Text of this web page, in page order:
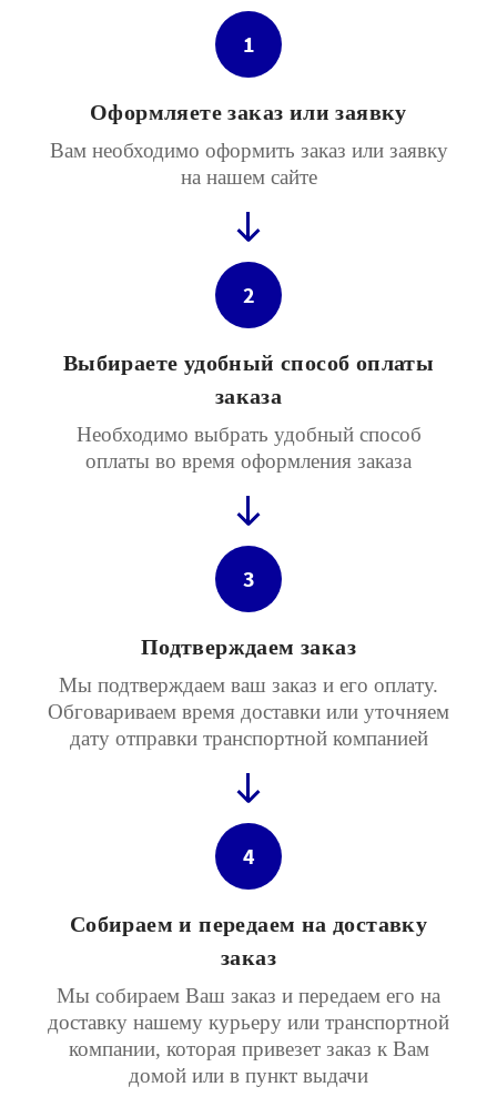
1
Оформляете заказ или заявку
Вам необходимо оформить заказ или заявку
на нашем сайте
2
Выбираете удобный способ оплаты
заказа
Необходимо выбрать удобный способ
оплаты во время оформления заказа
3
Подтверждаем заказ
Мы подтверждаем ваш заказ и его оплату.
Обговариваем время доставки или уточняем
дату отправки транспортной компанией
4
Собираем и передаем на доставку
заказ
Мы собираем Ваш заказ и передаем его на
доставку нашему курьеру или транспортной
компании, которая привезет заказ к Вам
домой или в пункт выдачи